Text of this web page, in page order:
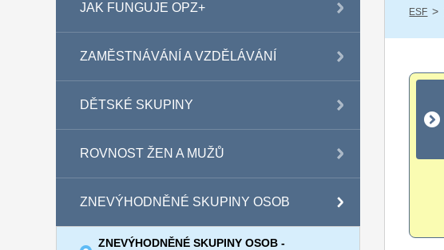
JAK FUNGUJE OPZ+
ZAMĚSTNÁVÁNÍ A VZDĚLÁVÁNÍ
DĚTSKÉ SKUPINY
ROVNOST ŽEN A MUŽŮ
ZNEVÝHODNĚNÉ SKUPINY OSOB
ZNEVÝHODNĚNÉ SKUPINY OSOB -
ESF /